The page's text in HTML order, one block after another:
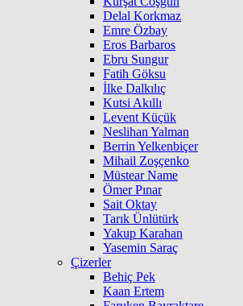
Delal Korkmaz
Emre Özbay
Eros Barbaros
Ebru Sungur
Fatih Göksu
İlke Dalkılıç
Kutsi Akıllı
Levent Küçük
Neslihan Yalman
Berrin Yelkenbiçer
Mihail Zoşçenko
Müstear Name
Ömer Pınar
Sait Oktay
Tarık Ünlütürk
Yakup Karahan
Yasemin Saraç
Çizerler
Behiç Pek
Kaan Ertem